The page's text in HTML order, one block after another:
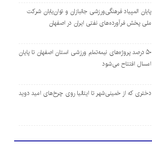
پایان المپیاد فرهنگی‌ورزشی جانبازان و توان‌یابان شرکت
ملی پخش فرآورده‌های نفتی ایران در اصفهان
۵۰ درصد پروژه‌های نیمه‌تمام ورزشی استان اصفهان تا پایان
امسال افتتاح می‌شود
دختری که از خمینی‌شهر تا ایتالیا روی چرخ‌های امید دوید